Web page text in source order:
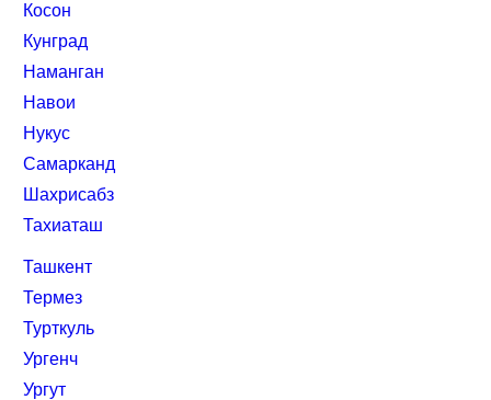
Косон
Кунград
Наманган
Навои
Нукус
Самарканд
Шахрисабз
Тахиаташ
Ташкент
Термез
Турткуль
Ургенч
Ургут